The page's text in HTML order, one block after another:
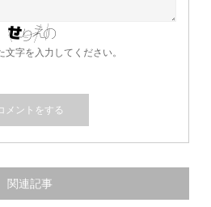
字を入力してください。
関連記事